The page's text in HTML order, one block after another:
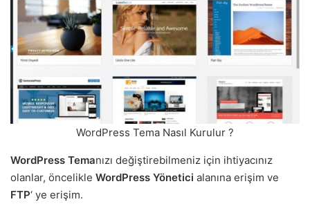
WordPress Tema Nasıl Kurulur ?
WordPress Temanızı değiştirebilmeniz için ihtiyacınız
olanlar, öncelikle WordPress Yönetici alanına erişim ve
FTP‘ ye erişim.